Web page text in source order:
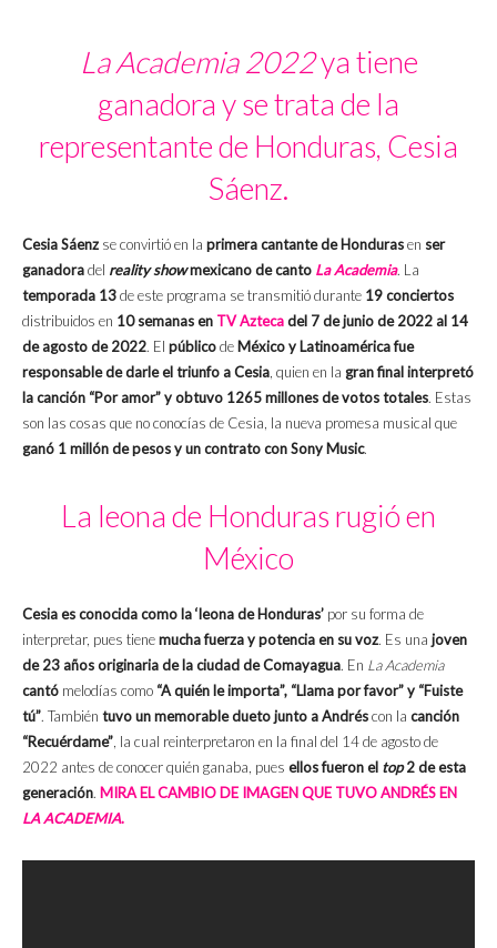
La Academia 2022ya tiene
ganadora y se trata de la
representante de Honduras, Cesia
Sáenz.
Cesia Sáenz se convirtió en la primera cantante de Hondurasen ser
ganadoradel reality showmexicano de canto La Academia. La
temporada 13de este programa se transmitió durante 19 conciertos
distribuidos en 10 semanas en TV Aztecadel 7 de junio de 2022 al 14
de agosto de 2022. El públicode México y Latinoamérica fue
responsable de darle el triunfo a Cesia, quien en la gran final interpretó
la canción “Por amor” y obtuvo 1265 millones de votos totales. Estas
son las cosas que no conocías de Cesia, la nueva promesa musical que
ganó 1 millón de pesos y un contrato con Sony Music.
La leona de Honduras rugió en
México
Cesia es conocida como la ‘leona de Honduras’ por su forma de
interpretar, pues tienemucha fuerza y potencia en su voz. Es una joven
de 23 años originaria de la ciudad de Comayagua. En La Academia
cantó melodías como “A quién le importa”, “Llama por favor” y “Fuiste
tú”. También tuvo un memorable dueto junto a Andréscon la canción
“Recuérdame”, la cual reinterpretaron en la final del 14 de agosto de
2022 antes de conocer quién ganaba, pues ellos fueron el top2 de esta
generación. MIRA EL CAMBIO DE IMAGEN QUE TUVO ANDRÉS EN
LA ACADEMIA.